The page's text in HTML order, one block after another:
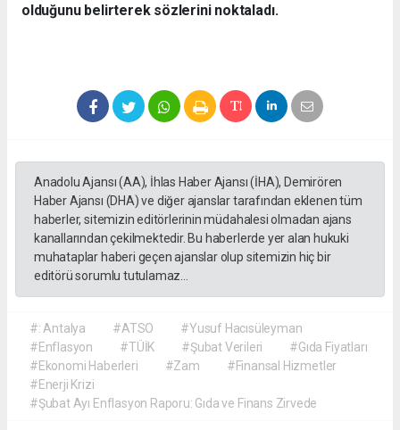
olduğunu belirterek sözlerini noktaladı.
Anadolu Ajansı (AA), İhlas Haber Ajansı (İHA), Demirören
Haber Ajansı (DHA) ve diğer ajanslar tarafından eklenen tüm
haberler, sitemizin editörlerinin müdahalesi olmadan ajans
kanallarından çekilmektedir. Bu haberlerde yer alan hukuki
muhataplar haberi geçen ajanslar olup sitemizin hiç bir
editörü sorumlu tutulamaz...
#: Antalya #ATSO
#Yusuf Hacısüleyman
#Enflasyon
#TÜİK #Şubat Verileri
#Gıda Fiyatları
#Ekonomi Haberleri
#Zam
#Finansal Hizmetler
#Enerji Krizi
#Şubat Ayı Enflasyon Raporu: Gıda ve Finans Zirvede